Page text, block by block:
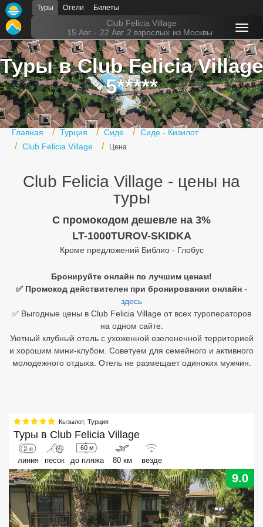
Туры Отели Билеты
Club Felicia Village
15 Авг - 22 Авг 2 взрослых из Москвы
Туры в Club Felicia Village
5*****
Главная Турция Сиде
Сиде - Кизилот
Club Felicia Village
Цена
Club Felicia Village - цены на
туры
C промокодом дешевле на 3%
LT-1000TUROV-SKIDKA
Кроме предложений Библио - Глобус
Бронируйте онлайн по лучшим ценам!
✅ Промокод действителен при бронировании онлайн -
здесь
✅ Выгодные цены в Club Felicia Village от всех туроператоров
на одном сайте.
Уютный клубный отель c ухоженной озелененной территорией
и хорошим мини-клубом. Советуем для семейного и активного
молодежного отдыха. Отель не размещает одиноких мужчин.
Кызылот, Турция
Туры в Club Felicia Village
2-я
линия песок
60 м
до пляжа 80 км везде
9.0
Главная
Горящие туры
Туры в Турцию
Туры в Египет
Туры в ОАЭ
Офис г. Москва
Египет
Куба
Бали
Северный Гоа
Южный Гоа
Занзибар
Абхазия
Большой Сочи